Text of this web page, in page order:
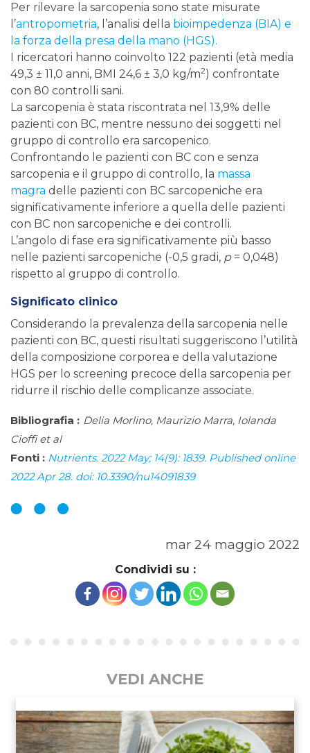
Per rilevare la sarcopenia sono state misurate
l’antropometria, l’analisi della bioimpedenza (BIA) e
la forza della presa della mano (HGS).
I ricercatori hanno coinvolto 122 pazienti (età media
49,3 ± 11,0 anni, BMI 24,6 ± 3,0 kg/m2) confrontate
con 80 controlli sani.
La sarcopenia è stata riscontrata nel 13,9% delle
pazienti con BC, mentre nessuno dei soggetti nel
gruppo di controllo era sarcopenico.
Confrontando le pazienti con BC con e senza
sarcopenia e il gruppo di controllo, la massa
magra delle pazienti con BC sarcopeniche era
significativamente inferiore a quella delle pazienti
con BC non sarcopeniche e dei controlli.
L’angolo di fase era significativamente più basso
nelle pazienti sarcopeniche (-0,5 gradi, p= 0,048)
rispetto al gruppo di controllo.
Significato clinico
Considerando la prevalenza della sarcopenia nelle
pazienti con BC, questi risultati suggeriscono l’utilità
della composizione corporea e della valutazione
HGS per lo screening precoce della sarcopenia per
ridurre il rischio delle complicanze associate.
Bibliografia : Delia Morlino, Maurizio Marra, Iolanda
Cioffi et al
Fonti : Nutrients. 2022 May; 14(9): 1839. Published online
2022 Apr 28. doi: 10.3390/nu14091839
mar 24 maggio 2022
Condividi su :
VEDI ANCHE